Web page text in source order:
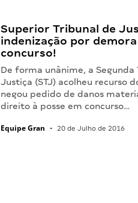
Superior Tribunal de
indenização por
concurso!
De forma unânime, a
Justiça (STJ) acolheu recurso
negou pedido de danos
direito à posse em concurso…
Equipe Gran • 20 de Julho de 2016